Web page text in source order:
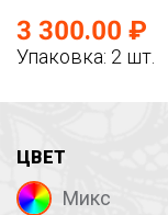
3 300.00 ₽
Упаковка: 2 шт.
ЦВЕТ
Микс